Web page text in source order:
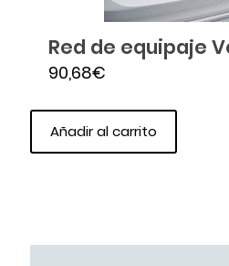
Red de equipaje
90,68€
Añadir al carrito